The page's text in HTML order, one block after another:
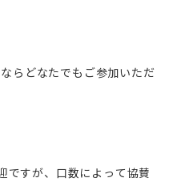
らどなたでもご参加いただ
ですが、口数によって協賛